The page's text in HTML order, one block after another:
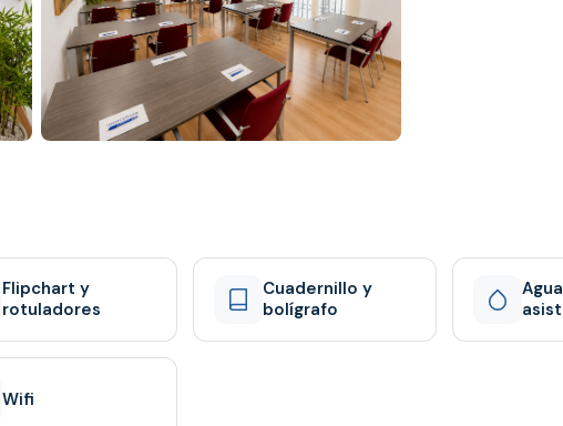
Flipchart y
rotuladores
Cuadernillo y
bolígrafo
Wifi